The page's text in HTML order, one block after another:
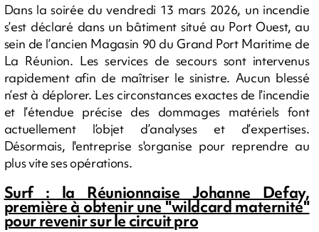
Dans la soirée du vendredi 13 mars 2026, un incendie
s’est déclaré dans un bâtiment situé au Port Ouest, au
sein de l’ancien Magasin 90 du Grand Port Maritime de
La Réunion. Les services de secours sont intervenus
rapidement afin de maîtriser le sinistre. Aucun blessé
n’est à déplorer. Les circonstances exactes de l’incendie
et l’étendue précise des dommages matériels font
actuellement l’objet d’analyses et d’expertises.
Désormais, l'entreprise s'organise pour reprendre au
plus vite ses opérations.
Surf : la Réunionnaise Johanne Defay,
première à obtenir une "wildcard maternité"
pour revenir sur le circuit pro